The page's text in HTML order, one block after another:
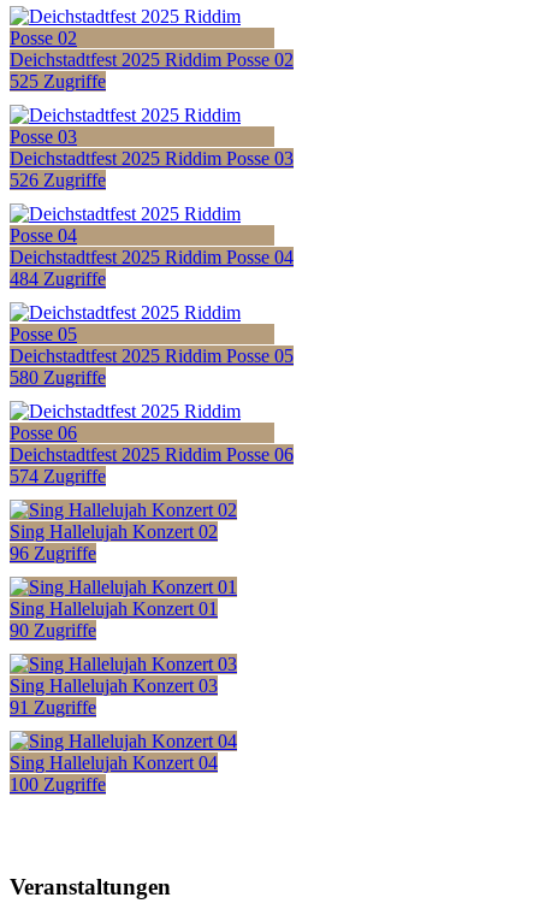
Deichstadtfest 2025 Riddim Posse 02
525 Zugriffe
Deichstadtfest 2025 Riddim Posse 03
526 Zugriffe
Deichstadtfest 2025 Riddim Posse 04
484 Zugriffe
Deichstadtfest 2025 Riddim Posse 05
580 Zugriffe
Deichstadtfest 2025 Riddim Posse 06
574 Zugriffe
Sing Hallelujah Konzert 02
96 Zugriffe
Sing Hallelujah Konzert 01
90 Zugriffe
Sing Hallelujah Konzert 03
91 Zugriffe
Sing Hallelujah Konzert 04
100 Zugriffe
Veranstaltungen